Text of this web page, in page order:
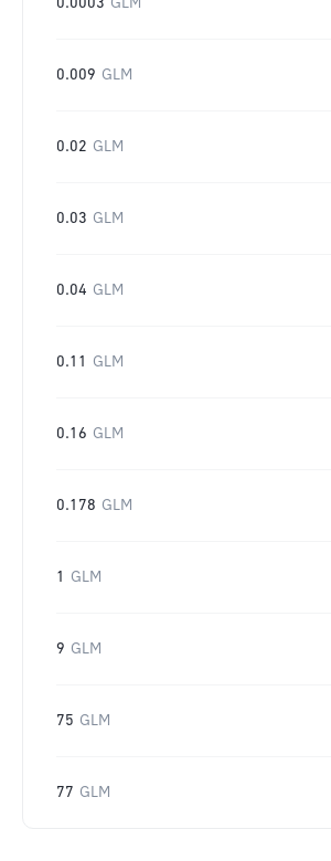
0.0003 GLM
0.009 GLM
0.02 GLM
0.03 GLM
0.04 GLM
0.11 GLM
0.16 GLM
0.178 GLM
1 GLM
9 GLM
75 GLM
77 GLM